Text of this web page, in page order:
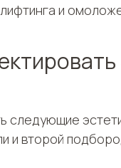
и
следующие
и второй